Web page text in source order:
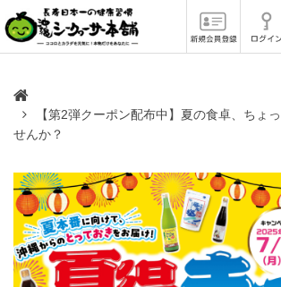
【第2弾クーポン配布中】夏の食卓、ちょ
せんか？